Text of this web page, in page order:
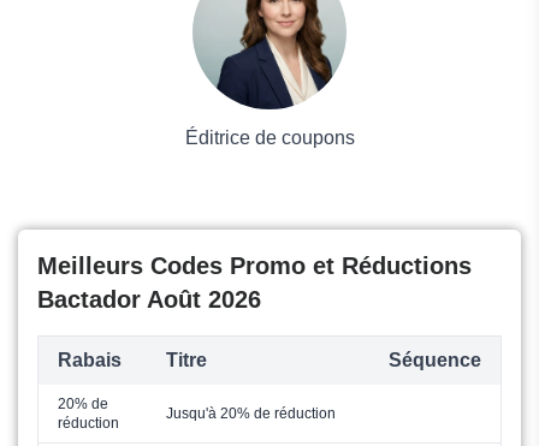
Éditrice de coupons
Meilleurs Codes Promo et Réductions
Bactador Août 2026
Rabais Titre Séquence
20% de
réduction
Jusqu'à 20% de réduction